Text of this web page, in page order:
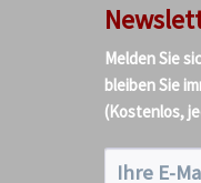
Melden Sie
bleiben Sie
(Kostenlos,